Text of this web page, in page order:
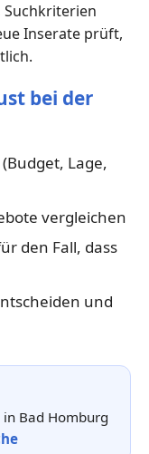
Inserate prüft,
bei der
Lage,
vergleichen
den Fall, dass
und
Bad Homburg